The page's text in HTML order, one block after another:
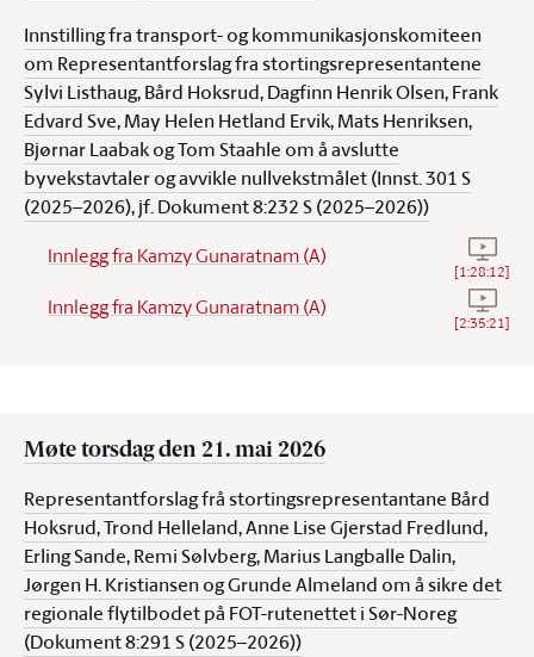
Innstilling fra transport- og kommunikasjonskomiteen
om Representantforslag fra stortingsrepresentantene
Sylvi Listhaug, Bård Hoksrud, Dagfinn Henrik Olsen, Frank
Edvard Sve, May Helen Hetland Ervik, Mats Henriksen,
Bjørnar Laabak og Tom Staahle om å avslutte
byvekstavtaler og avvikle nullvekstmålet (Innst. 301 S
(2025–2026), jf. Dokument 8:232 S (2025–2026))
Innlegg fra Kamzy Gunaratnam (A) Se
[1:28:12]
Innlegg fra Kamzy Gunaratnam (A) Se
[2:35:21]
Møte torsdag den 21. mai 2026
Representantforslag frå stortingsrepresentantane Bård
Hoksrud, Trond Helleland, Anne Lise Gjerstad Fredlund,
Erling Sande, Remi Sølvberg, Marius Langballe Dalin,
Jørgen H. Kristiansen og Grunde Almeland om å sikre det
regionale flytilbodet på FOT-rutenettet i Sør-Noreg
(Dokument 8:291 S (2025–2026))